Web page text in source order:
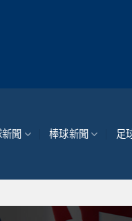
聞 棒球新聞 足